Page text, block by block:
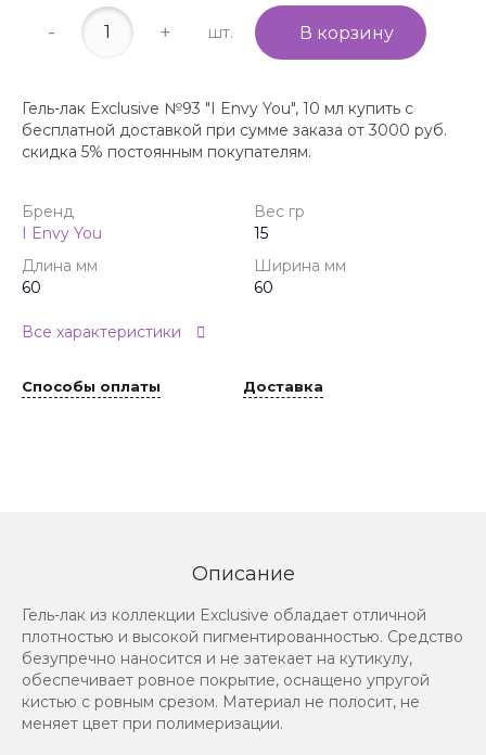
- + шт. В корзину
Гель-лак Exclusive №93 "I Envy You", 10 мл купить с
бесплатной доставкой при сумме заказа от 3000 руб.
скидка 5% постоянным покупателям.
Бренд
I Envy You
Вес гр
15
Длина мм
60
Ширина мм
60
Все характеристики
Способы оплаты Доставка
Описание
Гель-лак из коллекции Exclusive обладает отличной
плотностью и высокой пигментированностью. Средство
безупречно наносится и не затекает на кутикулу,
обеспечивает ровное покрытие, оснащено упругой
кистью с ровным срезом. Материал не полосит, не
меняет цвет при полимеризации.